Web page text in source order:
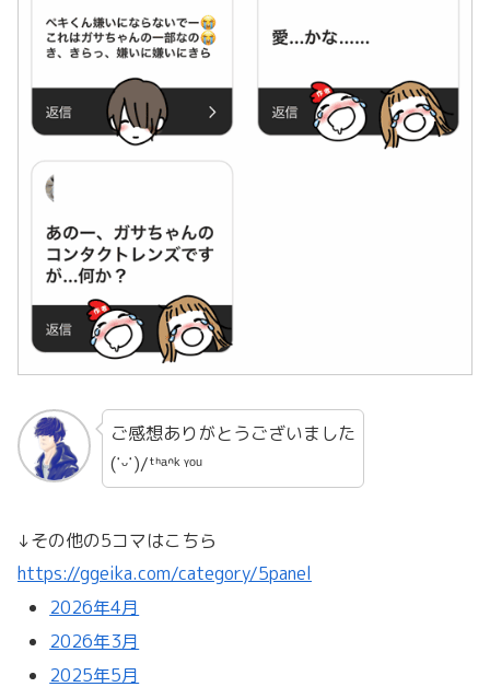
ご感想ありがとうございました
(˙ᵕ˙)/ᵗᑋᵃᐢᵏ ᵞᵒᵘ
↓その他の5コマはこちら
https://ggeika.com/category/5panel
2026年4月
2026年3月
2025年5月